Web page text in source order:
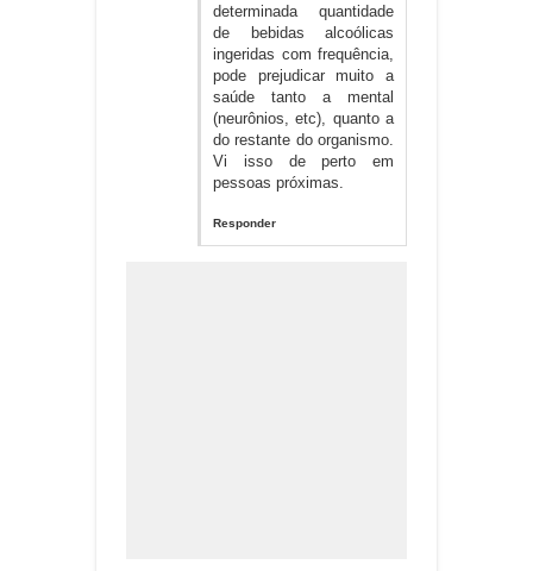
determinada quantidade
de bebidas alcoólicas
ingeridas com frequência,
pode prejudicar muito a
saúde tanto a mental
(neurônios, etc), quanto a
do restante do organismo.
Vi isso de perto em
pessoas próximas.
Responder